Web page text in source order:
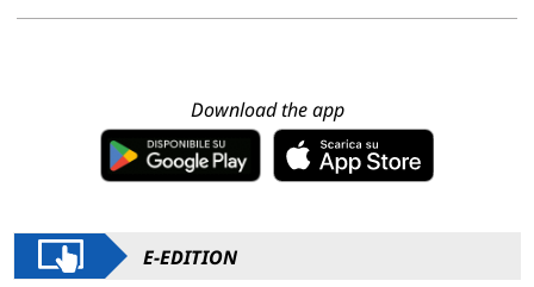
Download the app
E-EDITION